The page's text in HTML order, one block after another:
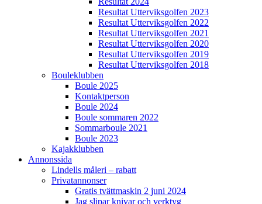
Resultat Utterviksgolfen 2023
Resultat Utterviksgolfen 2022
Resultat Utterviksgolfen 2021
Resultat Utterviksgolfen 2020
Resultat Utterviksgolfen 2019
Resultat Utterviksgolfen 2018
Bouleklubben
Boule 2025
Kontaktperson
Boule 2024
Boule sommaren 2022
Sommarboule 2021
Boule 2023
Kajakklubben
Annonssida
Lindells måleri – rabatt
Privatannonser
Gratis tvättmaskin 2 juni 2024
Jag slipar knivar och verktyg